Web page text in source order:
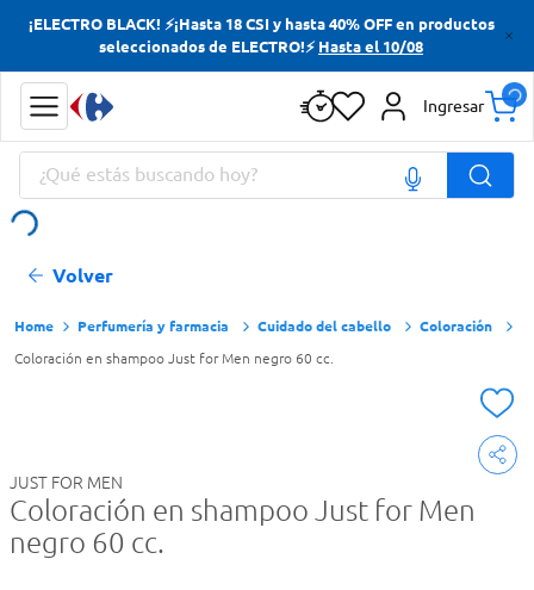
¡ELECTRO BLACK! ⚡¡Hasta 18 CSI y hasta 40% OFF en productos
seleccionados de ELECTRO!⚡ Hasta el 10/08
Ingresar
¿Qué estás buscando hoy?
Volver
Perfumería y farmacia Cuidado del cabello Coloración
Coloración en shampoo Just for Men negro 60 cc.
JUST FOR MEN
Coloración en shampoo Just for Men
negro 60 cc.
Términos más buscados
Yerba
Cerveza
Doves
Términos más buscados
Yerba
Cerveza
Doves
Jabon Tocador